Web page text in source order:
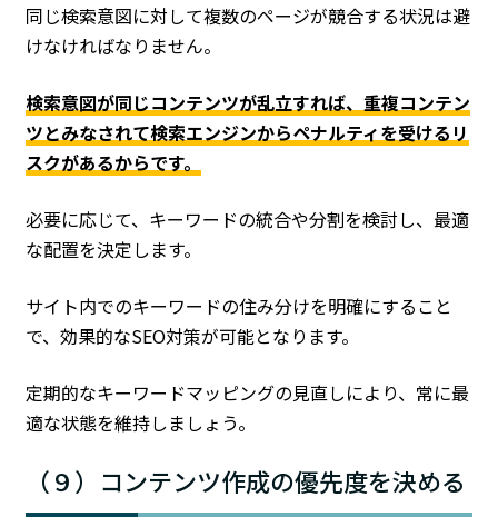
同じ検索意図に対して複数のページが競合する状況は避
けなければなりません。
検索意図が同じコンテンツが乱立すれば、重複コンテン
ツとみなされて検索エンジンからペナルティを受けるリ
スクがあるからです。
必要に応じて、キーワードの統合や分割を検討し、最適
な配置を決定します。
サイト内でのキーワードの住み分けを明確にすること
で、効果的なSEO対策が可能となります。
定期的なキーワードマッピングの見直しにより、常に最
適な状態を維持しましょう。
（９）コンテンツ作成の優先度を決める